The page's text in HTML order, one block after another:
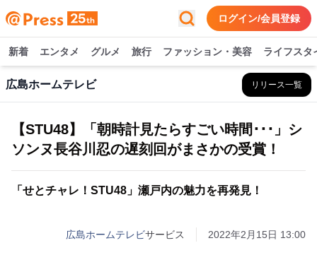
ログイン/会員登録
新着 エンタメ グルメ 旅行 ファッション・美容 ライフスタ
広島ホームテレビ リリース一覧
【STU48】「朝時計見たらすごい時間･･･」シ
ソンヌ長谷川忍の遅刻回がまさかの受賞！
「せとチャレ！STU48」瀬戸内の魅力を再発見！
広島ホームテレビサービス 2022年2月15日 13:00